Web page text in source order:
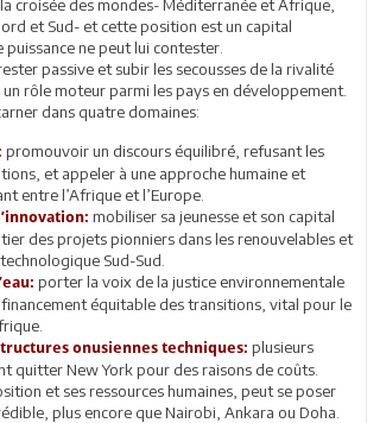
croisée des mondes- Méditerranée et Afrique,
et Sud- et cette position est un capital
puissance ne peut lui contester.
passive et subir les secousses de la rivalité
rôle moteur parmi les pays en développement.
dans quatre domaines:
promouvoir un discours équilibré, refusant les
et appeler à une approche humaine et
entre l’Afrique et l’Europe.
mobiliser sa jeunesse et son capital
des projets pionniers dans les renouvelables et
Sud-Sud.
porter la voix de la justice environnementale
équitable des transitions, vital pour le
onusiennes techniques: plusieurs
quitter New York pour des raisons de coûts.
et ses ressources humaines, peut se poser
plus encore que Nairobi, Ankara ou Doha.